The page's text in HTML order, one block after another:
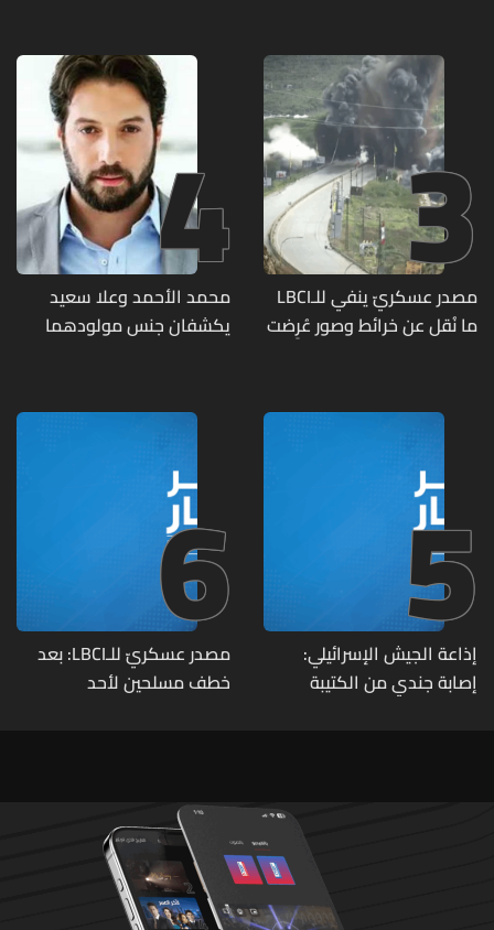
متورطين
3
مصدر عسكريّ ينفي للـLBCI
ما نُقل عن خرائط وصور عُرِضت
تحت الأرض
4
محمد الأحمد وعلا سعيد
يكشفان جنس مولودهما
5
إذاعة الجيش الإسرائيلي:
إصابة جندي من الكتيبة
6
مصدر عسكريّ للـLBCI: بعد
خطف مسلحين لأحد
بملاحقتهم ونفّذ عمليات
دهم لتوقيفهم فأُفرج عن
العسكريّ المخطوف
والوحدات المختصة تعمل
على توقيف الخاطفين